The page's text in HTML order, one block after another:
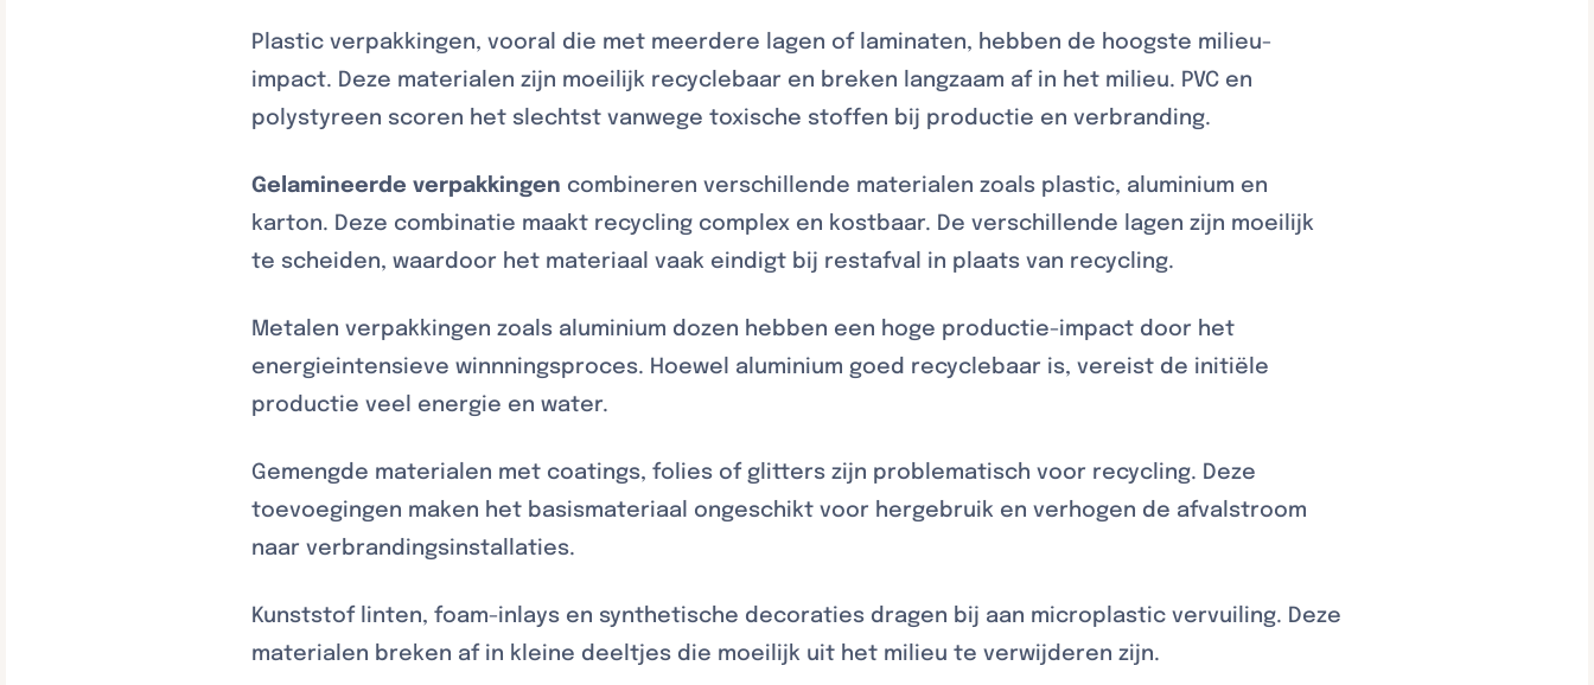
Plastic verpakkingen, vooral die met meerdere lagen of laminaten, hebben de hoogste milieu-
impact. Deze materialen zijn moeilijk recyclebaar en breken langzaam af in het milieu. PVC en
polystyreen scoren het slechtst vanwege toxische stoffen bij productie en verbranding.
Gelamineerde verpakkingen combineren verschillende materialen zoals plastic, aluminium en
karton. Deze combinatie maakt recycling complex en kostbaar. De verschillende lagen zijn moeilijk
te scheiden, waardoor het materiaal vaak eindigt bij restafval in plaats van recycling.
Metalen verpakkingen zoals aluminium dozen hebben een hoge productie-impact door het
energieintensieve winnningsproces. Hoewel aluminium goed recyclebaar is, vereist de initiële
productie veel energie en water.
Gemengde materialen met coatings, folies of glitters zijn problematisch voor recycling. Deze
toevoegingen maken het basismateriaal ongeschikt voor hergebruik en verhogen de afvalstroom
naar verbrandingsinstallaties.
Kunststof linten, foam-inlays en synthetische decoraties dragen bij aan microplastic vervuiling. Deze
materialen breken af in kleine deeltjes die moeilijk uit het milieu te verwijderen zijn.